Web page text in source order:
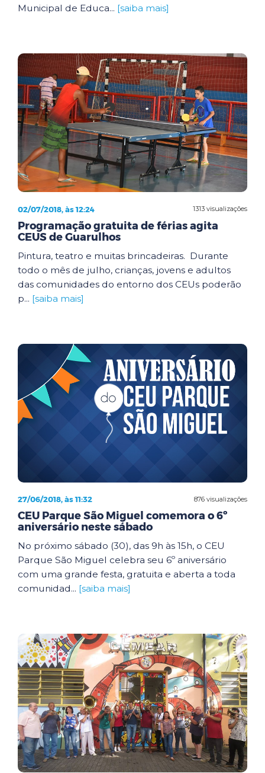
Municipal de Educa... [saiba mais]
1313 visualizações
02/07/2018, às 12:24
Programação gratuita de férias agita
CEUS de Guarulhos
Pintura, teatro e muitas brincadeiras. Durante
todo o mês de julho, crianças, jovens e adultos
das comunidades do entorno dos CEUs poderão
p... [saiba mais]
876 visualizações
27/06/2018, às 11:32
CEU Parque São Miguel comemora o 6º
aniversário neste sábado
No próximo sábado (30), das 9h às 15h, o CEU
Parque São Miguel celebra seu 6º aniversário
com uma grande festa, gratuita e aberta a toda
comunidad... [saiba mais]